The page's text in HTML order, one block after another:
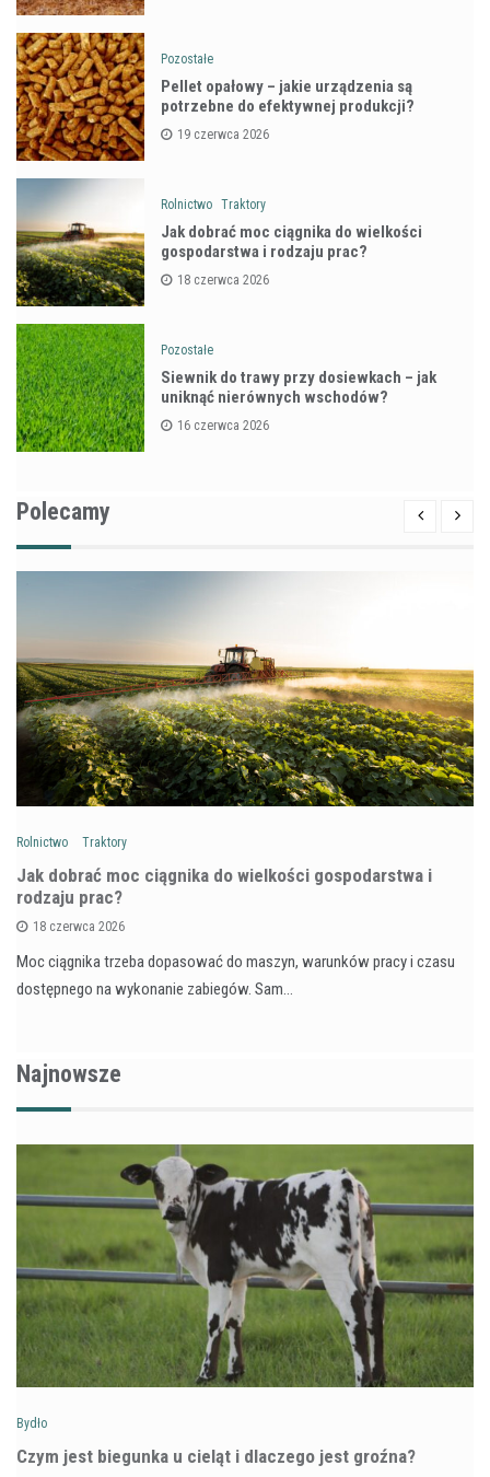
Pozostałe
Pellet opałowy – jakie urządzenia są
potrzebne do efektywnej produkcji?
19 czerwca 2026
Rolnictwo Traktory
Jak dobrać moc ciągnika do wielkości
gospodarstwa i rodzaju prac?
18 czerwca 2026
Pozostałe
Siewnik do trawy przy dosiewkach – jak
uniknąć nierównych wschodów?
16 czerwca 2026
Polecamy
Rolnictwo Traktory
Jak dobrać moc ciągnika do wielkości gospodarstwa i
rodzaju prac?
18 czerwca 2026
Moc ciągnika trzeba dopasować do maszyn, warunków pracy i czasu
dostępnego na wykonanie zabiegów. Sam…
Najnowsze
Bydło
Czym jest biegunka u cieląt i dlaczego jest groźna?